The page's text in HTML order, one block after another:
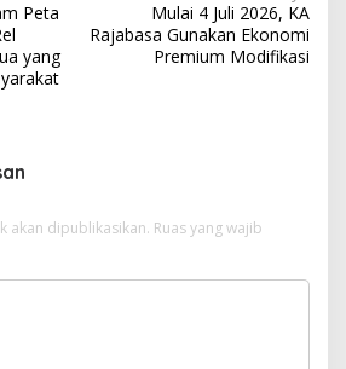
Peta
yang
Mulai 4 Juli 2026, KA
Rajabasa Gunakan Ekonomi
Premium Modifikasi
akan dipublikasikan. Ruas yang wajib